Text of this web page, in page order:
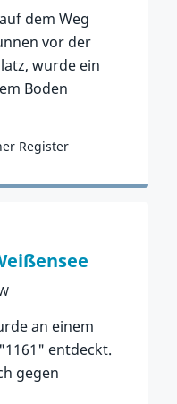
dem Weg
vor der
wurde ein
Boden
Register
an einem
entdeckt.
gegen